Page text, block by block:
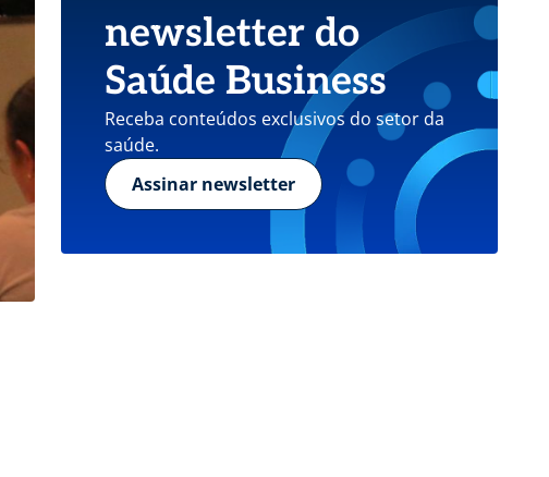
newsletter do
Saúde Business
Receba conteúdos exclusivos do setor da
saúde.
Assinar newsletter